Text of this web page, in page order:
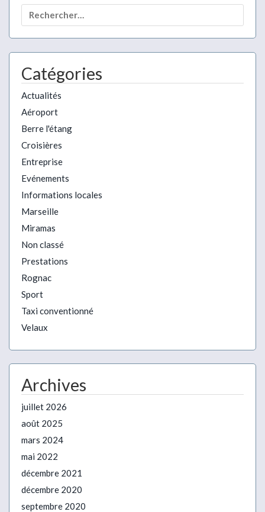
Rechercher :
Catégories
Actualités
Aéroport
Berre l'étang
Croisières
Entreprise
Evénements
Informations locales
Marseille
Miramas
Non classé
Prestations
Rognac
Sport
Taxi conventionné
Velaux
Archives
juillet 2026
août 2025
mars 2024
mai 2022
décembre 2021
décembre 2020
septembre 2020